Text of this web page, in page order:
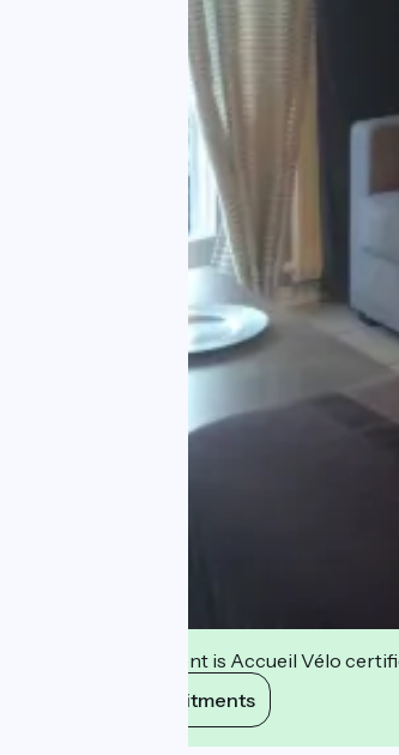
This establishment is Accueil Vélo
View its commitments